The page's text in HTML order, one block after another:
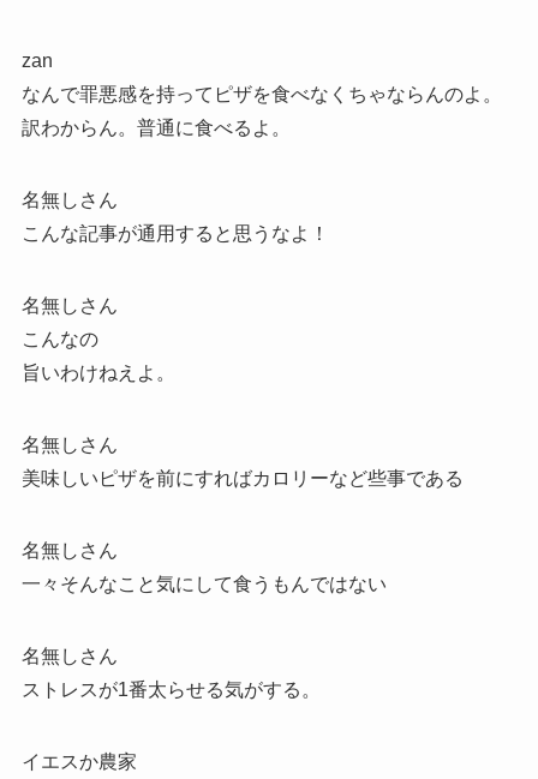
zan
なんで罪悪感を持ってピザを食べなくちゃならんのよ。
訳わからん。普通に食べるよ。
名無しさん
こんな記事が通用すると思うなよ！
名無しさん
こんなの
旨いわけねえよ。
名無しさん
美味しいピザを前にすればカロリーなど些事である
名無しさん
一々そんなこと気にして食うもんではない
名無しさん
ストレスが1番太らせる気がする。
イエスか農家